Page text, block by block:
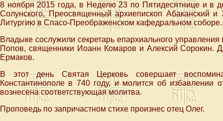
8 ноября 2015 года, в Неделю 23 по Пятидесятнице и в
Солунского, Преосвященный архиепископ Абаканский
Литургию в Спасо-Преображенском кафедральном соборе.
Владыке сослужили секретарь епархиального
Попов, священники Иоанн Комаров и Алексий Сорокин.
Ермаков.
В этот день Святая Церковь совершает
Константинополе в 740 году, и молится об избавлении
вознесена соответствующая молитва.
Проповедь по запричастном стихе произнес отец Олег.